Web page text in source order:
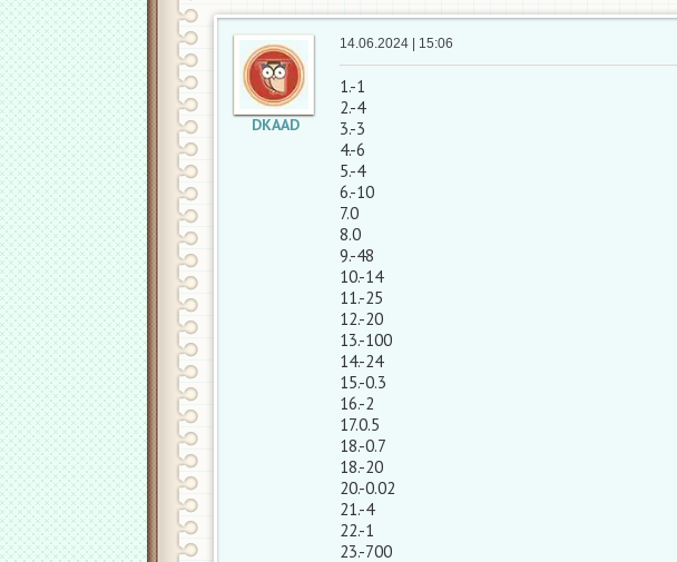
DKAAD
14.06.2024 | 15:06
1.-1
2.-4
3.-3
4.-6
5.-4
6.-10
7.0
8.0
9.-48
10.-14
11.-25
12.-20
13.-100
14.-24
15.-0.3
16.-2
17.0.5
18.-0.7
18.-20
20.-0.02
21.-4
22.-1
23.-700